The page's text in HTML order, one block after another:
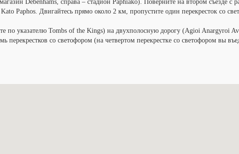
Debenhams, справа – стадион Paphiako). Поверните на втором съезде с
Paphos. Двигайтесь прямо около 2 км, пропустите один перекресток со
по указателю Tombs of the Kings) на двухполосную дорогу (Agioi Anargyroi
со светофором (на четвертом перекрестке со светофором вы